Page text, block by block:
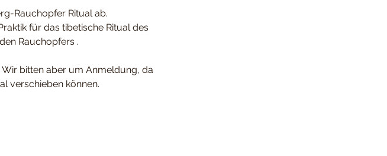
Rauchopfer Ritual ab.
für das tibetische Ritual des
Rauchopfers .
bitten aber um Anmeldung, da
verschieben können.